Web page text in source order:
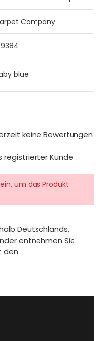
Company
blue
keine Bewertungen
registrierter Kunde
um das Produkt
Deutschlands,
entnehmen Sie
den